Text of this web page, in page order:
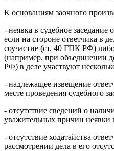
К основаниям заочного
- неявка в судебное заседание
если на стороне ответчика в
соучастие (ст. 40 ГПК РФ)
(например, при объединении
РФ) в деле участвуют
- надлежащее извещение
месте проведения судебного
- отсутствие сведений о
уважительных причин неявки
- отсутствие ходатайства
рассмотрении дела в его